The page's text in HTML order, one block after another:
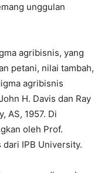
unggulan
agribisnis, yang
petani, nilai tambah,
agribisnis
H. Davis dan Ray
AS, 1957. Di
oleh Prof.
IPB University.